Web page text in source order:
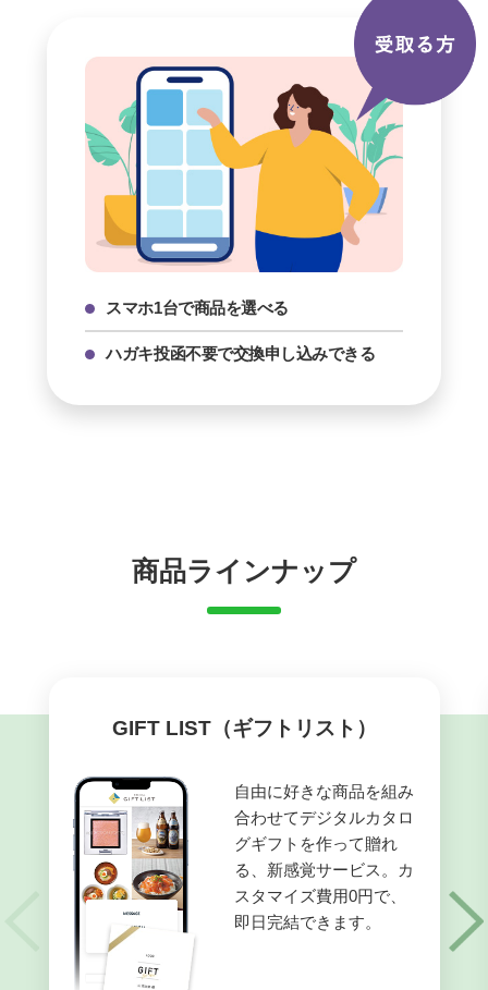
スマホ1台で商品を選べる
ハガキ投函不要で交換申し込みできる
商品ラインナップ
GIFT LIST（ギフトリスト）
自由に好きな商品を組み
合わせてデジタルカタロ
グギフトを作って贈れ
る、新感覚サービス。カ
スタマイズ費用0円で、
即日完結できます。